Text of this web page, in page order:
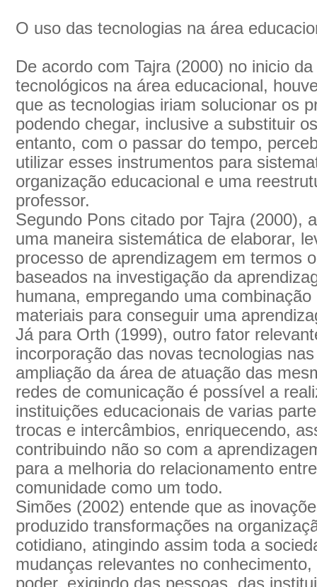
O uso das tecnologias na área
De acordo com Tajra (2000) no inicio
tecnológicos na área educacional,
que as tecnologias iriam solucionar os
podendo chegar, inclusive a substituir
entanto, com o passar do tempo,
utilizar esses instrumentos para
organização educacional e uma
professor.
Segundo Pons citado por Tajra (2000),
uma maneira sistemática de elaborar,
processo de aprendizagem em termos
baseados na investigação da
humana, empregando uma
materiais para conseguir uma
Já para Orth (1999), outro fator
incorporação das novas tecnologias
ampliação da área de atuação das
redes de comunicação é possível a
instituições educacionais de varias
trocas e intercâmbios, enriquecendo,
contribuindo não so com a
para a melhoria do relacionamento
comunidade como um todo.
Simões (2002) entende que as
produzido transformações na
cotidiano, atingindo assim toda a
mudanças relevantes no